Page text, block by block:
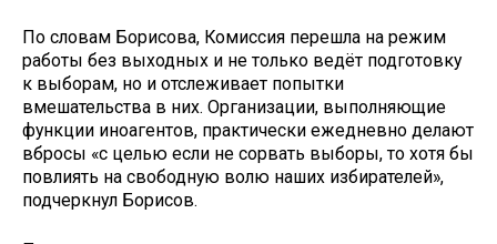
По словам Борисова, Комиссия перешла на режим
работы без выходных и не только ведёт подготовку
к выборам, но и отслеживает попытки
вмешательства в них. Организации, выполняющие
функции иноагентов, практически ежедневно делают
вбросы «с целью если не сорвать выборы, то хотя бы
повлиять на свободную волю наших избирателей»,
подчеркнул Борисов.